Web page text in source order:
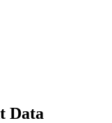
Data